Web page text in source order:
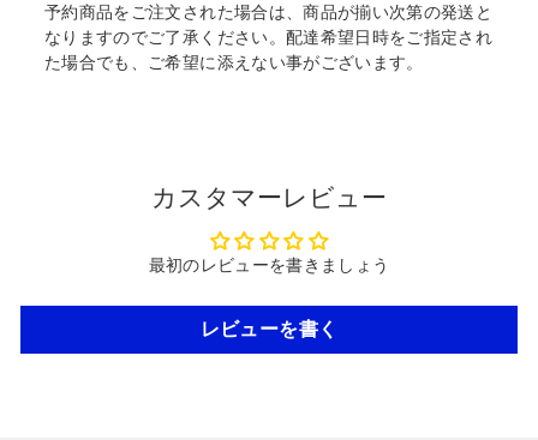
予約商品をご注文された場合は、商品が揃い次第の発送と
なりますのでご了承ください。配達希望日時をご指定され
た場合でも、ご希望に添えない事がございます。
カスタマーレビュー
最初のレビューを書きましょう
レビューを書く